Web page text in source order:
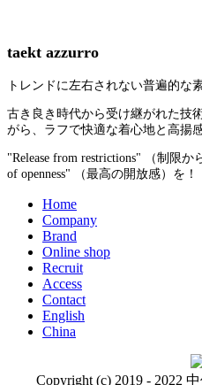
taekt azzurro
トレンドに左右されない普遍的な素
古き良き時代から受け継がれた技
がら、ラフで快適な着心地と高揚
"Release from restrictions" （制限か
of openness" （最高の開放感）を！
Home
Company
Brand
Online shop
Recruit
Access
Contact
English
China
Copyright (c) 2019 - 2022